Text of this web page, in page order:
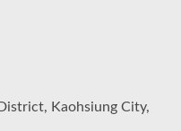
Kaohsiung City,